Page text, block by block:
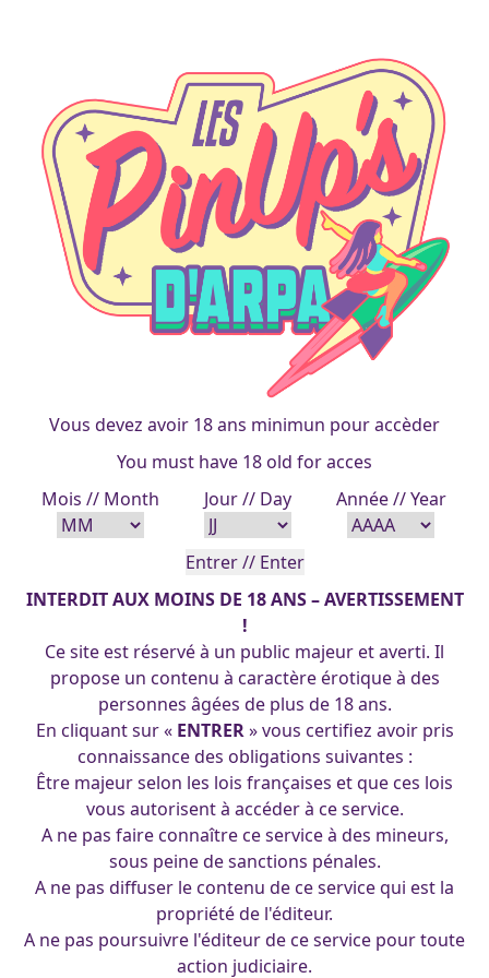
Vous devez avoir 18 ans minimun pour accèder
You must have 18 old for acces
Mois // Month
Jour // Day Année // Year
INTERDIT AUX MOINS DE 18 ANS – AVERTISSEMENT
!
Ce site est réservé à un public majeur et averti. Il
propose un contenu à caractère érotique à des
personnes âgées de plus de 18 ans.
En cliquant sur « ENTRER» vous certifiez avoir pris
connaissance des obligations suivantes :
Être majeur selon les lois françaises et que ces lois
vous autorisent à accéder à ce service.
A ne pas faire connaître ce service à des mineurs,
sous peine de sanctions pénales.
A ne pas diffuser le contenu de ce service qui est la
propriété de l'éditeur.
A ne pas poursuivre l'éditeur de ce service pour toute
action judiciaire.
Baroness Scuba suit – La baronne DeCobray – G.I.Joe vs
Cobra _ 19-11-2015
(cc) 2025 Les Pin-Up's d'Arpa. Tous droits réservés.